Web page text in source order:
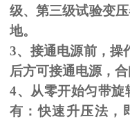
级、第三级试验变
地。
3、接通电源前，操
后方可接通电源，合
4、从零开始匀带
有：快速升压法，